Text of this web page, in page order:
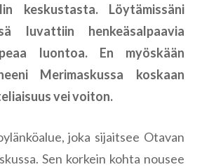
keskustasta. Löytämissäni
luvattiin henkeäsalpaavia
luontoa. En myöskään
Merimaskussa koskaan
vei voiton.
joka sijaitsee Otavan
Sen korkein kohta nousee